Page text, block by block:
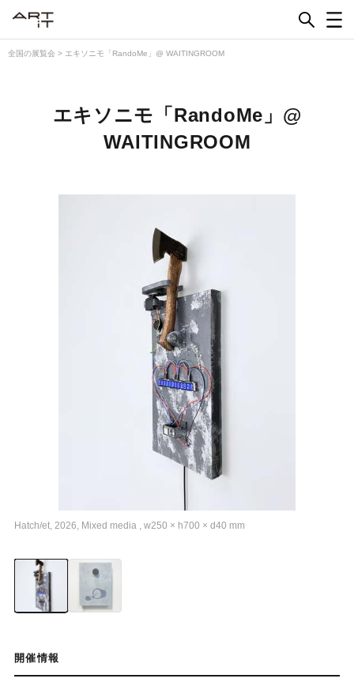
Skip
content
全国の展覧会 > エキソニモ「RandoMe」@ WAITINGROOM
エキソニモ「RandoMe」@
WAITINGROOM
Hatch/et, 2026, Mixed media , w250 × h700 × d40 mm
開催情報